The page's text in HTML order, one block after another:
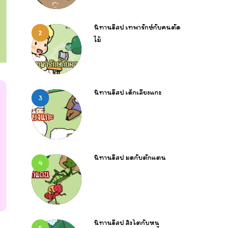
2
นิทานอีสป เทพารักษ์กับคนตัด
ไม้
3
นิทานอีสป เด็กเลี้ยงแกะ
4
นิทานอีสป มดกับตั๊กแตน
นิทานอีสป สิงโตกับหนู